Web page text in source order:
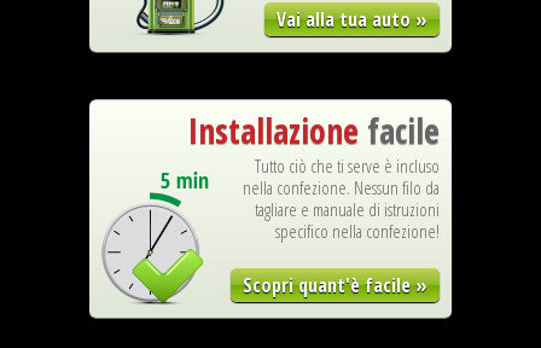
Vai alla tua auto »
Installazione facile
Tutto ciò che ti serve è incluso
nella confezione. Nessun filo da
tagliare e manuale di istruzioni
specifico nella confezione!
Scopri quant'è facile »